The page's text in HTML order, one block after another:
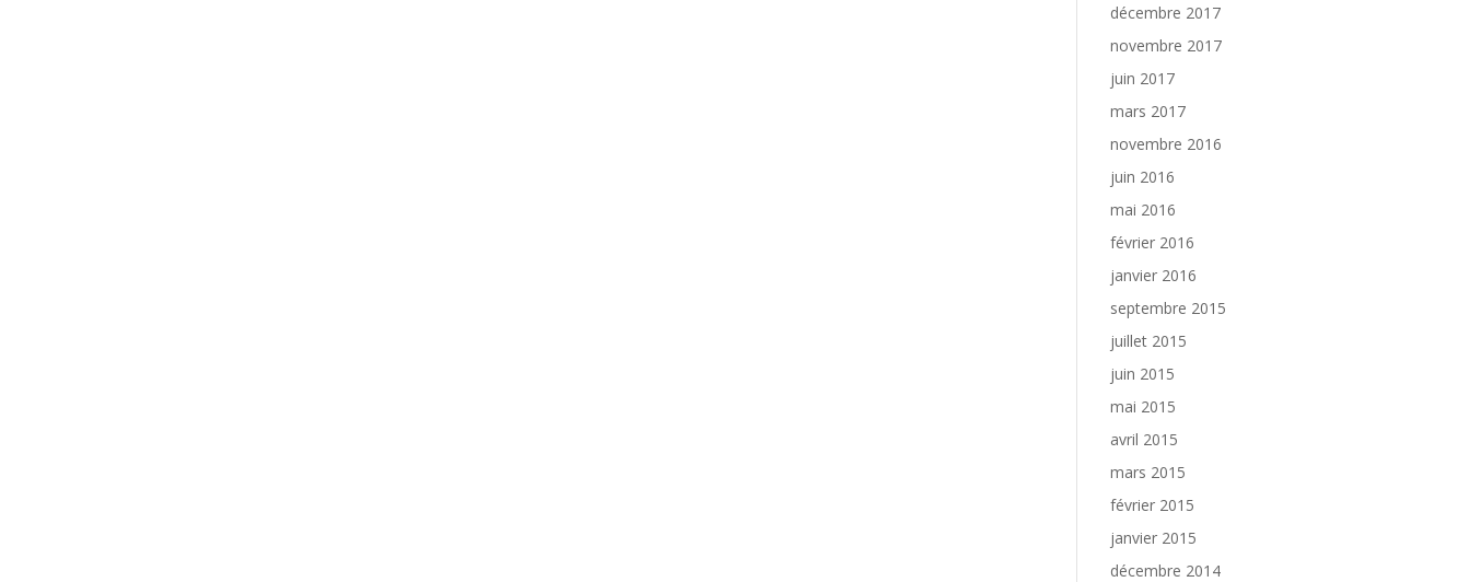
décembre 2017
novembre 2017
juin 2017
mars 2017
novembre 2016
juin 2016
mai 2016
février 2016
janvier 2016
septembre 2015
juillet 2015
juin 2015
mai 2015
avril 2015
mars 2015
février 2015
janvier 2015
décembre 2014